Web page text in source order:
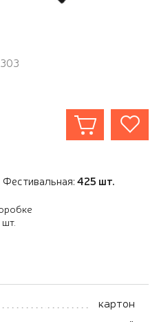
Фестивальная:425 шт.
картон